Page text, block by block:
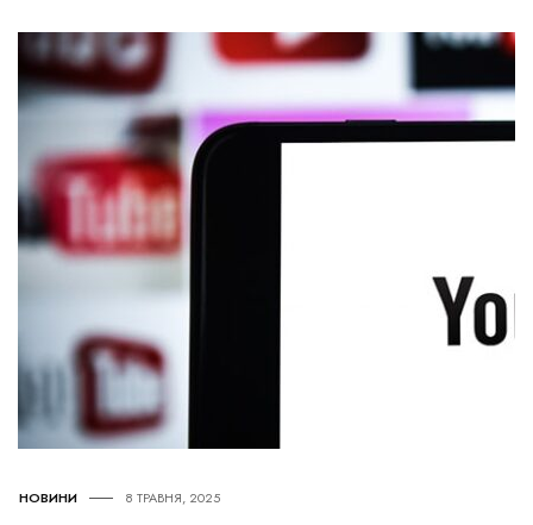
НОВИНИ 8 ТРАВНЯ, 2025